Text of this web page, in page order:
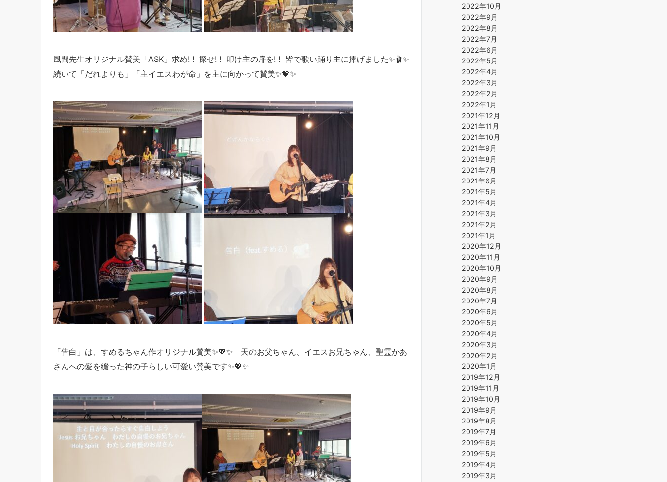
風間先生オリジナル賛美「ASK」求め! ! 探せ! ! 叩け主の扉を! ! 皆で歌い踊り主に捧げました✨🩰✨
続いて「だれよりも」「主イエスわが命」を主に向かって賛美✨💖✨
「告白」は、すめるちゃん作オリジナル賛美✨💖✨ 天のお父ちゃん、イエスお兄ちゃん、聖霊かあ
さんへの愛を綴った神の子らしい可愛い賛美です✨💖✨
2022年10月
2022年9月
2022年8月
2022年7月
2022年6月
2022年5月
2022年4月
2022年3月
2022年2月
2022年1月
2021年12月
2021年11月
2021年10月
2021年9月
2021年8月
2021年7月
2021年6月
2021年5月
2021年4月
2021年3月
2021年2月
2021年1月
2020年12月
2020年11月
2020年10月
2020年9月
2020年8月
2020年7月
2020年6月
2020年5月
2020年4月
2020年3月
2020年2月
2020年1月
2019年12月
2019年11月
2019年10月
2019年9月
2019年8月
2019年7月
2019年6月
2019年5月
2019年4月
2019年3月